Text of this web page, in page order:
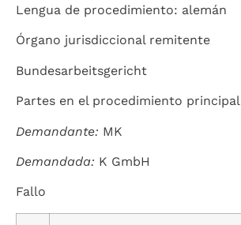
Lengua de procedimiento: alemán
Órgano jurisdiccional remitente
Bundesarbeitsgericht
Partes en el procedimiento principal
Demandante: MK
Demandada: K GmbH
Fallo